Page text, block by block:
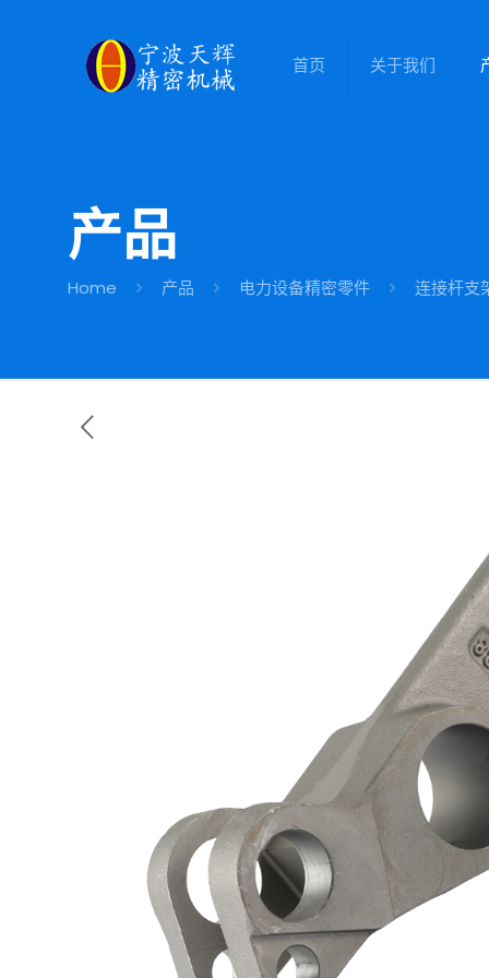
首页 关于我们
产品
Home 产品 电力设备精密零件 连接杆支